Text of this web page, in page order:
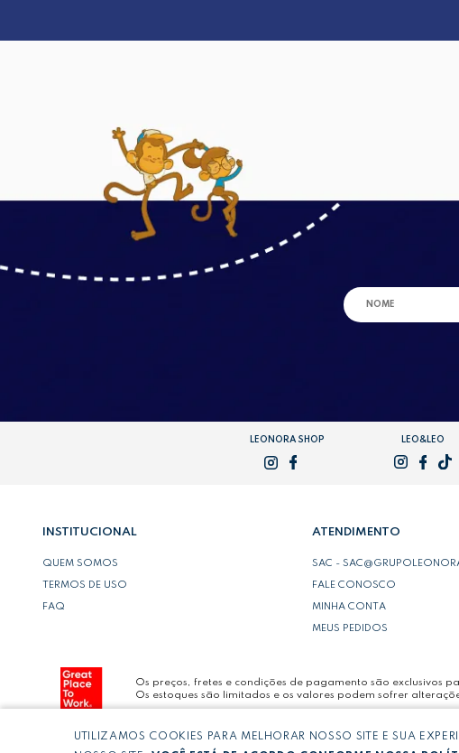
LEONORA SHOP LEO&LEO
INSTITUCIONAL
QUEM SOMOS
TERMOS DE USO
FAQ
ATENDIMENTO
SAC -
FALE CONOSCO
MINHA CONTA
MEUS PEDIDOS
Os preços, fretes e condições de pagamento são exclusivos
Os estoques são limitados e os valores podem sofrer
Copyright © LEONORA COMERCIO INTERNACIONAL LTDA -
UTILIZAMOS COOKIES PARA MELHORAR NOSSO SITE E SUA